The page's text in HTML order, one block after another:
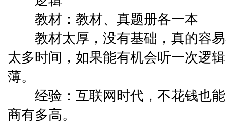
教材：教材、真题册各一本
教材太厚，没有基础，真的容易
太多时间，如果能有机会听一次逻
薄。
经验：互联网时代，不花钱也能
商有多高。